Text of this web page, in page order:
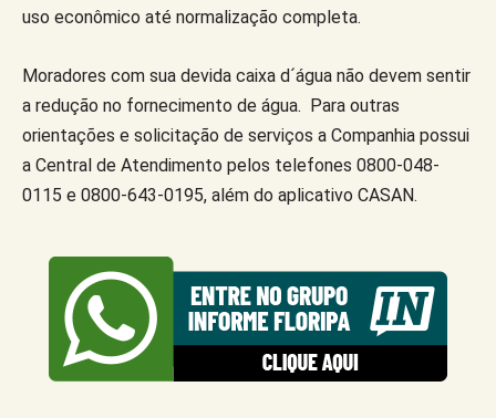
uso econômico até normalização completa.
Moradores com sua devida caixa d´água não devem sentir
a redução no fornecimento de água. Para outras
orientações e solicitação de serviços a Companhia possui
a Central de Atendimento pelos telefones 0800-048-
0115 e 0800-643-0195, além do aplicativo CASAN.